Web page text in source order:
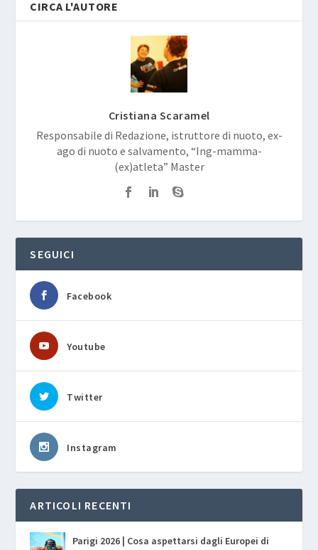
CIRCA L'AUTORE
Cristiana Scaramel
Responsabile di Redazione, istruttore di nuoto, ex-
ago di nuoto e salvamento, “Ing-mamma-
(ex)atleta” Master
SEGUICI
Facebook
Youtube
Twitter
Instagram
ARTICOLI RECENTI
Parigi 2026 | Cosa aspettarsi dagli Europei di